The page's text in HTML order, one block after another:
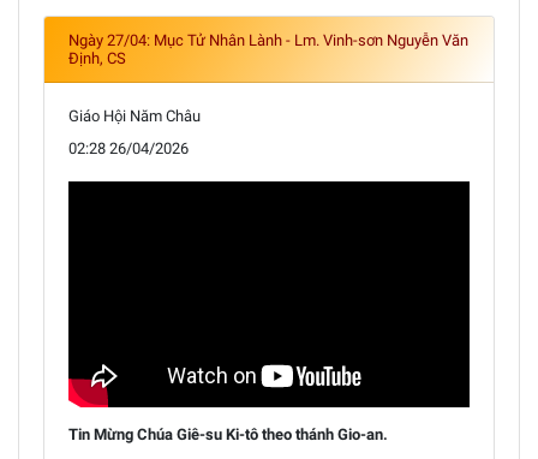
Ngày 27/04: Mục Tử Nhân Lành - Lm. Vinh-sơn Nguyễn Văn
Định, CS
Giáo Hội Năm Châu
02:28 26/04/2026
Tin Mừng Chúa Giê-su Ki-tô theo thánh Gio-an.